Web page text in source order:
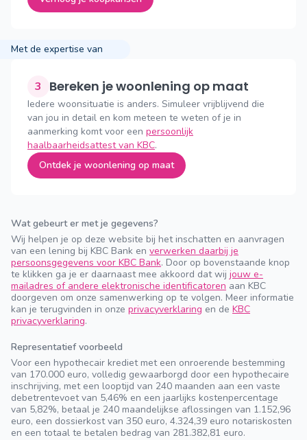
Met de expertise van
3 Bereken je woonlening op maat
Iedere woonsituatie is anders. Simuleer vrijblijvend die
van jou in detail en kom meteen te weten of je in
aanmerking komt voor een persoonlijk
haalbaarheidsattest van KBC.
Ontdek je woonlening op maat
Wat gebeurt er met je gegevens?
Wij helpen je op deze website bij het inschatten en aanvragen
van een lening bij KBC Bank en verwerken daarbij je
persoonsgegevens voor KBC Bank. Door op bovenstaande knop
te klikken ga je er daarnaast mee akkoord dat wij jouw e-
mailadres of andere elektronische identificatoren aan KBC
doorgeven om onze samenwerking op te volgen. Meer informatie
kan je terugvinden in onze privacyverklaring en de KBC
privacyverklaring.
Representatief voorbeeld
Voor een hypothecair krediet met een onroerende bestemming
van 170.000 euro, volledig gewaarborgd door een hypothecaire
inschrijving, met een looptijd van 240 maanden aan een vaste
debetrentevoet van 5,46% en een jaarlijks kostenpercentage
van 5,82%, betaal je 240 maandelijkse aflossingen van 1.152,96
euro, een dossierkost van 350 euro, 4.324,39 euro notariskosten
en een totaal te betalen bedrag van 281.382,81 euro.